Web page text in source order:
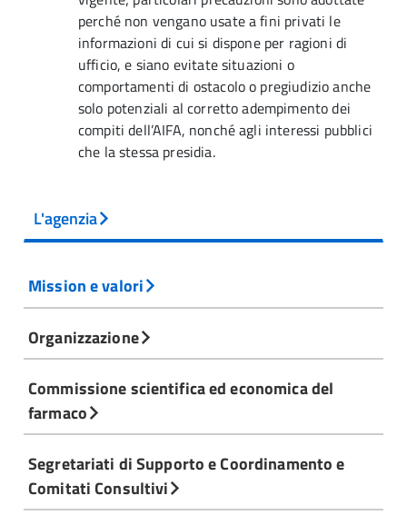
perché non vengano usate a fini privati le
informazioni di cui si dispone per ragioni di
ufficio, e siano evitate situazioni o
comportamenti di ostacolo o pregiudizio anche
solo potenziali al corretto adempimento dei
compiti dell’AIFA, nonché agli interessi pubblici
che la stessa presidia.
L'agenzia
Mission e valori
Organizzazione
Commissione scientifica ed economica del
farmaco
Segretariati di Supporto e Coordinamento e
Comitati Consultivi